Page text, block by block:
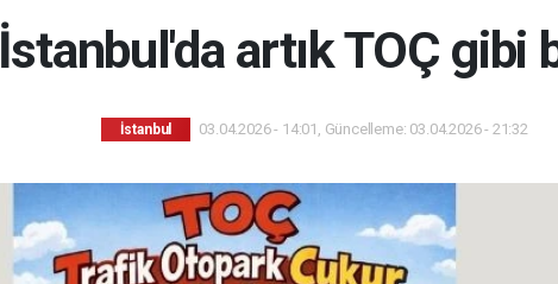
İstanbul'da artık TOÇ gibi
İstanbul 03.04.2026 - 14:01, Güncelleme: 03.04.2026 - 21:32